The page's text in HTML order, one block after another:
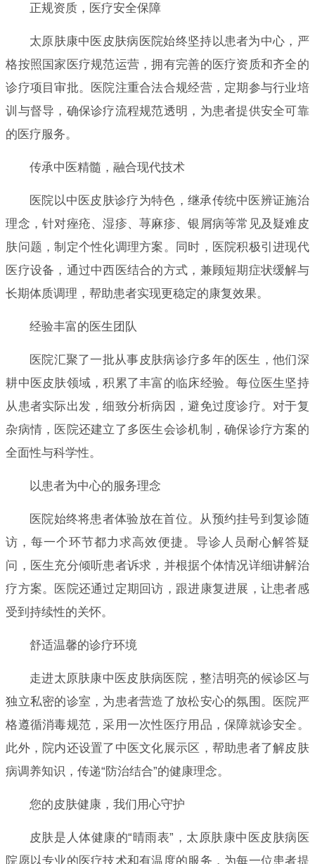
正规资质，医疗安全保障
太原肤康中医皮肤病医院始终坚持以患者为中心，严
格按照国家医疗规范运营，拥有完善的医疗资质和齐全的
诊疗项目审批。医院注重合法合规经营，定期参与行业培
训与督导，确保诊疗流程规范透明，为患者提供安全可靠
的医疗服务。
传承中医精髓，融合现代技术
医院以中医皮肤诊疗为特色，继承传统中医辨证施治
理念，针对痤疮、湿疹、荨麻疹、银屑病等常见及疑难皮
肤问题，制定个性化调理方案。同时，医院积极引进现代
医疗设备，通过中西医结合的方式，兼顾短期症状缓解与
长期体质调理，帮助患者实现更稳定的康复效果。
经验丰富的医生团队
医院汇聚了一批从事皮肤病诊疗多年的医生，他们深
耕中医皮肤领域，积累了丰富的临床经验。每位医生坚持
从患者实际出发，细致分析病因，避免过度诊疗。对于复
杂病情，医院还建立了多医生会诊机制，确保诊疗方案的
全面性与科学性。
以患者为中心的服务理念
医院始终将患者体验放在首位。从预约挂号到复诊随
访，每一个环节都力求高效便捷。导诊人员耐心解答疑
问，医生充分倾听患者诉求，并根据个体情况详细讲解治
疗方案。医院还通过定期回访，跟进康复进展，让患者感
受到持续性的关怀。
舒适温馨的诊疗环境
走进太原肤康中医皮肤病医院，整洁明亮的候诊区与
独立私密的诊室，为患者营造了放松安心的氛围。医院严
格遵循消毒规范，采用一次性医疗用品，保障就诊安全。
此外，院内还设置了中医文化展示区，帮助患者了解皮肤
病调养知识，传递“防治结合”的健康理念。
您的皮肤健康，我们用心守护
皮肤是人体健康的“晴雨表”，太原肤康中医皮肤病医
院愿以专业的医疗技术和有温度的服务，为每一位患者提